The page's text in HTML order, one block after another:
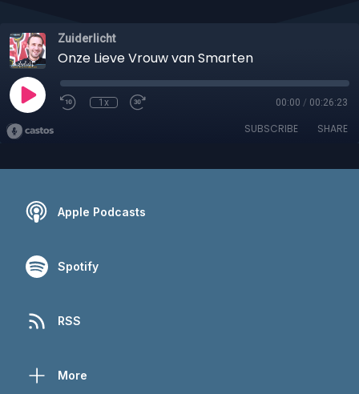
Zuiderlicht
Onze Lieve Vrouw van Smarten
1x 00:00 / 00:26:23
SUBSCRIBE SHARE
Apple Podcasts
Spotify
RSS
More